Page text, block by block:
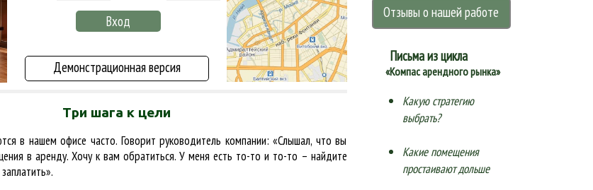
Отзывы о нашей работе
Письма из цикла
«Компас арендного рынка»
Какую стратегию
выбрать?
Какие помещения
простаивают дольше
Вход
Демонстрационная версия
Три шага к цели
в нашем офисе часто. Говорит руководитель компании: «Слышал, что вы
в аренду. Хочу к вам обратиться. У меня есть то-то и то-то – найдите